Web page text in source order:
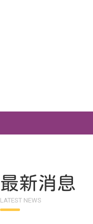
最新消息
LATEST NEWS